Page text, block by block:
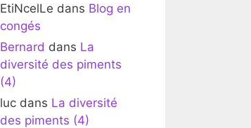
EtiNcelLe dans Blog en
congés
Bernard dans La
diversité des piments
(4)
luc dans La diversité
des piments (4)